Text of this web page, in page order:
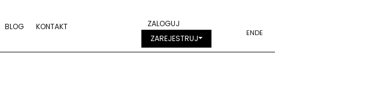
ENDE
ZALOGUJ
ZAREJESTRUJ
BLOG
KONTAKT